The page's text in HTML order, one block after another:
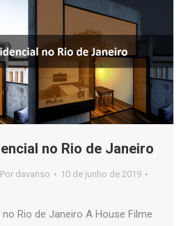
no Rio de Janeiro
Por davanso
10 de junho de 2019
no Rio de Janeiro A House Filme